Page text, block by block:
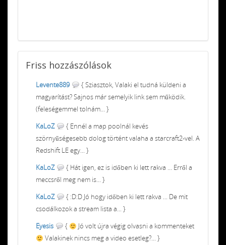
Friss hozzászólások
Levente889
{ Sziasztok, Valaki el tudná küldeni a
magyarítást? Sajnos már semelyik link sem működik.
(feleségemmel tolnám... }
KaLoZ
{ Ennél a map poolnál kevés
szörnyűségesebb dolog történt valaha a starcraft2-vel. A
Redshift LE egy... }
KaLoZ
{ Hát igen, ez is időben ki lett rakva ... Erről a
meccsről meg nem is... }
KaLoZ
{ :D:D Jó hogy időben ki lett rakva ... De mit
csodálkozok a stream lista a... }
Eyesis
{
Jó volt újra végig olvasni a kommenteket
Valakinek nincs meg a video esetleg?... }